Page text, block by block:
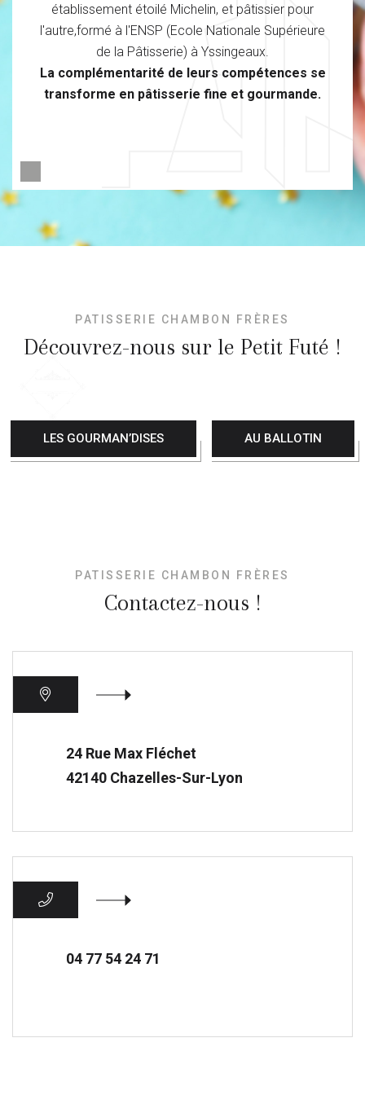
établissement étoilé Michelin, et pâtissier pour
l'autre,formé à l'ENSP (Ecole Nationale Supérieure
de la Pâtisserie) à Yssingeaux.
La complémentarité de leurs compétences se
transforme en pâtisserie fine et gourmande.
PATISSERIE CHAMBON FRÈRES
Découvrez-nous sur le Petit Futé !
LES GOURMAN’DISES AU BALLOTIN
PATISSERIE CHAMBON FRÈRES
Contactez-nous !
24 Rue Max Fléchet
42140 Chazelles-Sur-Lyon
04 77 54 24 71